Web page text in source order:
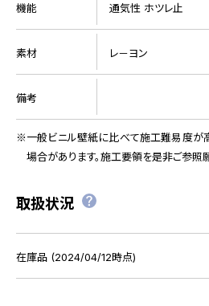
機能 通気性 ホツレ止
素材 レ－ヨン
備考
一般ビニル壁紙に比べて施工難易度が
場合があります。施工要領を是非ご参照願
取扱状況
在庫品 (2024/04/12時点)